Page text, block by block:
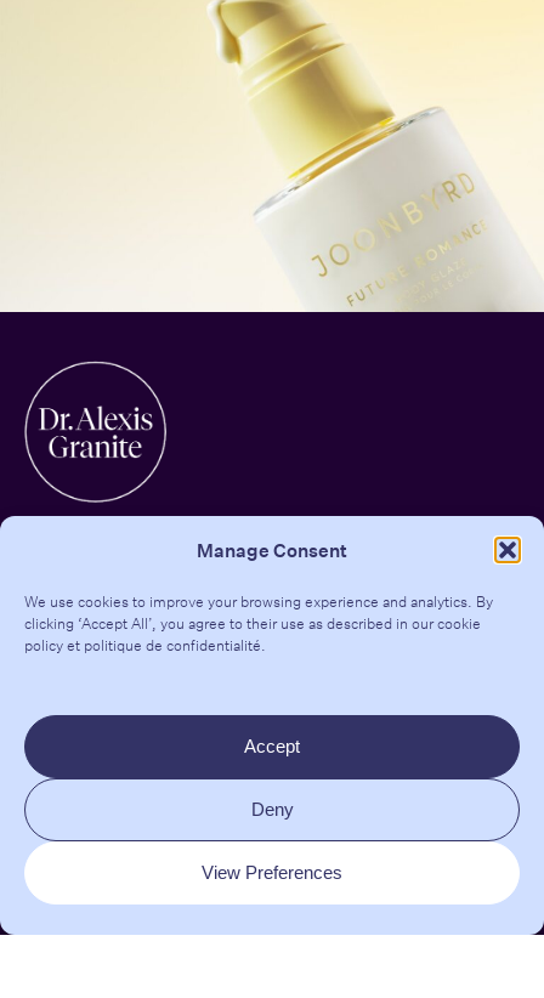
Manage Consent
We use cookies to improve your browsing experience and analytics. By
clicking ‘Accept All’, you agree to their use as described in ourcookie
policyet politique de confidentialité.
Accept
Deny
View Preferences
Contact
Teresa Tarmey Clinic
206-208 Kensington Park Rd
London W11 1NR
EMAIL :
clinic@dralexisgranite.com
INSTAGRAM
TIKTOK| LINKEDIN